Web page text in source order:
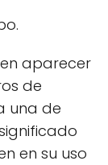
aparecer
de
una de
en su uso